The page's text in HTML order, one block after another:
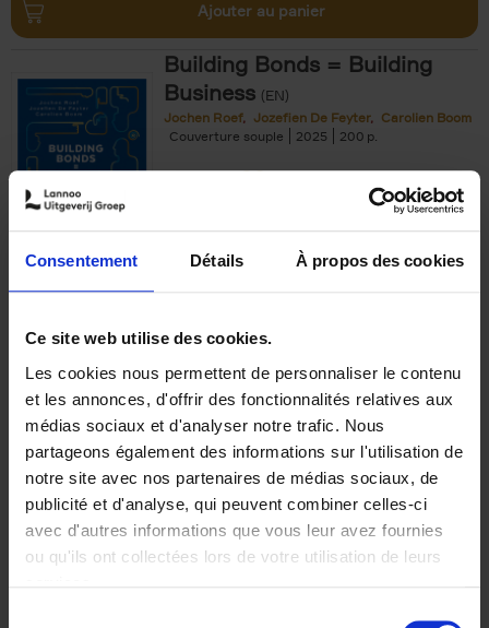
Consentement Détails À propos des cookies
Ce site web utilise des cookies.
Les cookies nous permettent de personnaliser le contenu
et les annonces, d'offrir des fonctionnalités relatives aux
médias sociaux et d'analyser notre trafic. Nous
partageons également des informations sur l'utilisation de
notre site avec nos partenaires de médias sociaux, de
publicité et d'analyse, qui peuvent combiner celles-ci
avec d'autres informations que vous leur avez fournies
ou qu'ils ont collectées lors de votre utilisation de leurs
Ajouter au panier
Building Bonds = Building
Business (EN)
Jochen Roef Jozefien De Feyter
Carolien Boom
Couverture souple
2025 200
€29,99
Optichannel Retail. Beyond
the Digital Hysteria
Gino Van Ossel
Autre finition
2019 350
€29,99